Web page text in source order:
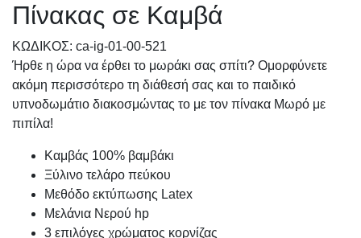
Πίνακας σε Καμβά
KΩΔΙΚΟΣ: ca-ig-01-00-521
Ήρθε η ώρα να έρθει το μωράκι σας σπίτι? Ομορφύνετε
ακόμη περισσότερο τη διάθεσή σας και το παιδικό
υπνοδωμάτιο διακοσμώντας το με τον πίνακα Μωρό με
πιπίλα!
Καμβάς 100% βαμβάκι
Ξύλινο τελάρο πεύκου
Μεθόδο εκτύπωσης Latex
Μελάνια Νερού hp
3 επιλόγες χρώματος κορνίζας